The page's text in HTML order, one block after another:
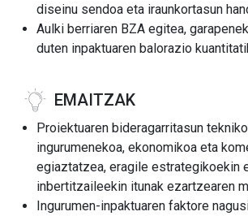
diseinu sendoa eta iraunkortasun
Aulki berriaren BZA egitea,
duten inpaktuaren balorazio
EMAITZAK
Proiektuaren bideragarritasun
ingurumenekoa, ekonomikoa eta
egiaztatzea, eragile estrategikoekin
inbertitzaileekin itunak ezartzearen
Ingurumen-inpaktuaren faktore